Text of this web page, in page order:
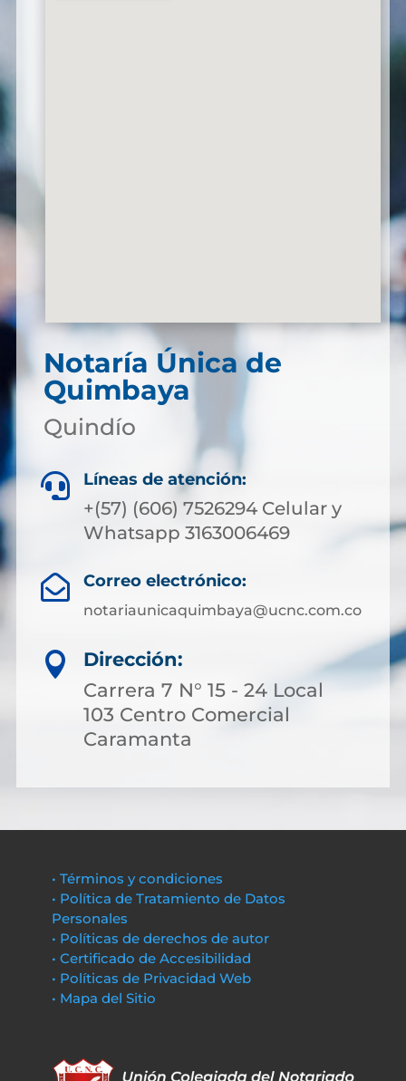
Notaría Única de
Quimbaya
Quindío
 Líneas de atención:
+(57) (606) 7526294 Celular y
Whatsapp 3163006469
 Correo electrónico:
notariaunicaquimbaya@ucnc.com.co

Dirección:
Carrera 7 N° 15 - 24 Local
103 Centro Comercial
Caramanta
• Términos y condiciones
• Política de Tratamiento de Datos
Personales
• Políticas de derechos de autor
• Certificado de Accesibilidad
• Políticas de Privacidad Web
• Mapa del Sitio